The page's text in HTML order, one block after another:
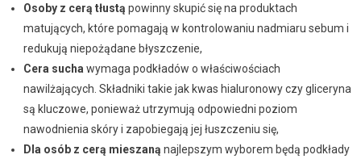
Osoby z cerą tłustą powinny skupić się na produktach
matujących, które pomagają w kontrolowaniu nadmiaru sebum i
redukują niepożądane błyszczenie,
Cera sucha wymaga podkładów o właściwościach
nawilżających. Składniki takie jak kwas hialuronowy czy gliceryna
są kluczowe, ponieważ utrzymują odpowiedni poziom
nawodnienia skóry i zapobiegają jej łuszczeniu się,
Dla osób z cerą mieszaną najlepszym wyborem będą podkłady